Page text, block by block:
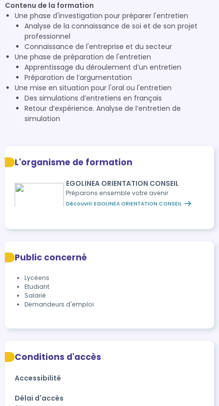
Contenu de la formation
Une phase d'investigation pour préparer l'entretien
Analyse de la connaissance de soi et de son projet
professionnel
Connaissance de l'entreprise et du secteur
Une phase de préparation de l'entretien
Apprentissage du déroulement d’un entretien
Préparation de l’argumentation
Une mise en situation pour l'oral ou l'entretien
Des simulations d’entretiens en français
Retour d’expérience. Analyse de l’entretien de
simulation
L'organisme de formation
EGOLINEA ORIENTATION CONSEIL
Préparons ensemble votre avenir
Découvrir EGOLINEA ORIENTATION CONSEIL
Public concerné
Lycéens
Etudiant
Salarié
Demandeurs d'emploi
Conditions d'accès
Accessibilité
Délai d'accès